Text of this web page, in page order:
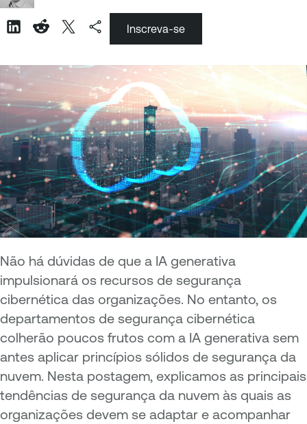
Inscreva-se
Não há dúvidas de que a IA generativa
impulsionará os recursos de segurança
cibernética das organizações. No entanto, os
departamentos de segurança cibernética
colherão poucos frutos com a IA generativa sem
antes aplicar princípios sólidos de segurança da
nuvem. Nesta postagem, explicamos as principais
tendências de segurança da nuvem às quais as
organizações devem se adaptar e acompanhar